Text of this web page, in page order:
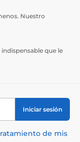
800 utiliza
corrección,
cualquier
El collar
y vibración
Nuestro
que le
Iniciar sesión
de mis